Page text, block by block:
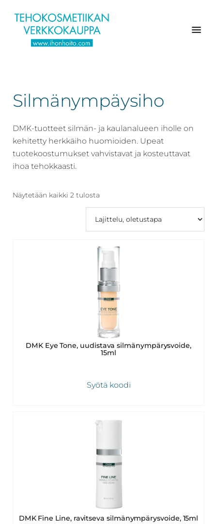
pääsisältöön
ensisijaiseen
sivupalkkiin
alatunnisteeseen
Kosmetiikan
-
Tilaa
jo
tuotteet:
Environ,
Medik8,
iS
Clinical,
Gernétic,
Silmänympäysiho
DMK-tuotteet silmän- ja kaulanalueen iholle on
kehitetty herkkäiho huomioiden. Upeat
tuotekoostumukset vahvistavat ja kosteuttavat
ihoa tehokkaasti.
Näytetään kaikki 2 tulosta
DMK Eye Tone, uudistava silmänympärysvoide,
15ml
Syötä koodi
DMK Fine Line, ravitseva silmänympärysvoide, 15ml